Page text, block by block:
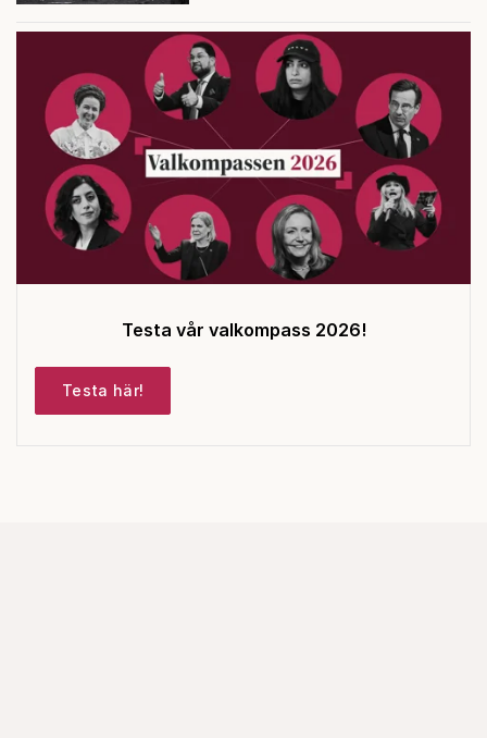
Testa vår valkompass 2026!
Testa här!